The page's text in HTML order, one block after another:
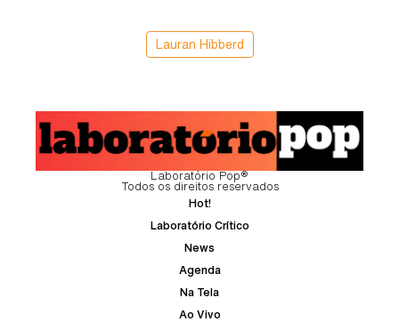
Lauran Hibberd
Laboratório Pop®
Todos os direitos reservados
Hot!
Laboratório Crítico
News
Agenda
Na Tela
Ao Vivo